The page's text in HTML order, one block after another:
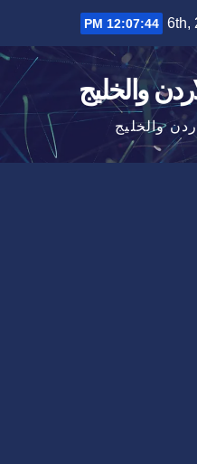
12:07:44 PM
والخليج
والخليج